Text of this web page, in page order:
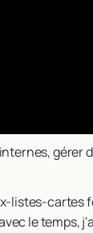
gérer
listes-
le temps,